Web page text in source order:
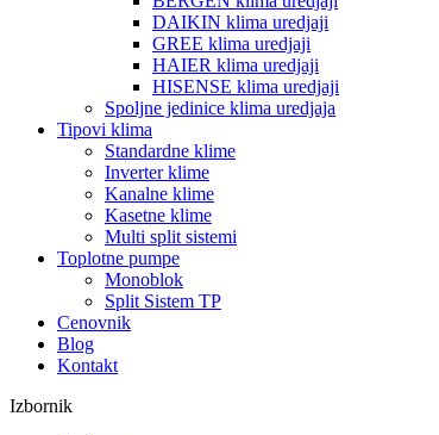
DAIKIN klima uredjaji
GREE klima uredjaji
HAIER klima uredjaji
HISENSE klima uredjaji
Spoljne jedinice klima uredjaja
Tipovi klima
Standardne klime
Inverter klime
Kanalne klime
Kasetne klime
Multi split sistemi
Toplotne pumpe
Monoblok
Split Sistem TP
Cenovnik
Blog
Kontakt
Izbornik